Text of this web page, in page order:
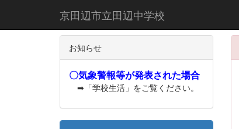
京田辺市立田辺中学校
お知らせ
〇気象警報等が発表された場合
➡「学校生活」をご覧ください。